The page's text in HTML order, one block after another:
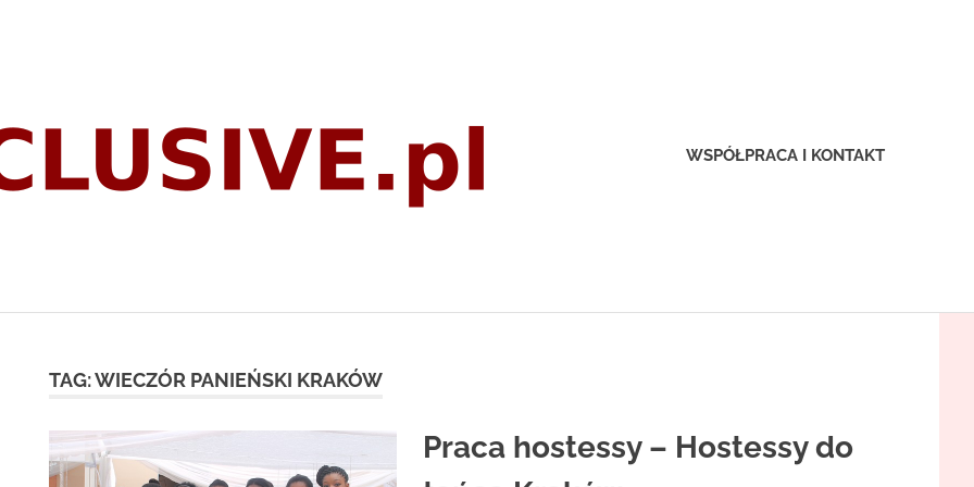
WSPÓŁPRACA I KONTAKT
TAG:WIECZÓR PANIEŃSKI KRAKÓW
Praca hostessy – Hostessy do